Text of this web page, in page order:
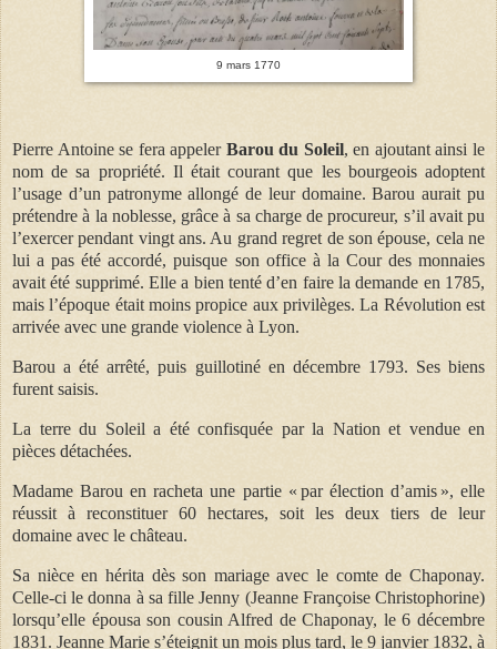
9 mars 1770
Pierre Antoine se fera appeler Barou du Soleil, en ajoutant ainsi le
nom de sa propriété. Il était courant que les bourgeois adoptent
l’usage d’un patronyme allongé de leur domaine. Barou aurait pu
prétendre à la noblesse, grâce à sa charge de procureur, s’il avait pu
l’exercer pendant vingt ans. Au grand regret de son épouse, cela ne
lui a pas été accordé, puisque son office à la Cour des monnaies
avait été supprimé. Elle a bien tenté d’en faire la demande en 1785,
mais l’époque était moins propice aux privilèges. La Révolution est
arrivée avec une grande violence à Lyon.
Barou a été arrêté, puis guillotiné en décembre 1793. Ses biens
furent saisis.
La terre du Soleil a été confisquée par la Nation et vendue en
pièces détachées.
Madame Barou en racheta une partie « par élection d’amis », elle
réussit à reconstituer 60 hectares, soit les deux tiers de leur
domaine avec le château.
Sa nièce en hérita dès son mariage avec le comte de Chaponay.
Celle-ci le donna à sa fille Jenny (Jeanne Françoise Christophorine)
lorsqu’elle épousa son cousin Alfred de Chaponay, le 6 décembre
1831. Jeanne Marie s’éteignit un mois plus tard, le 9 janvier 1832, à